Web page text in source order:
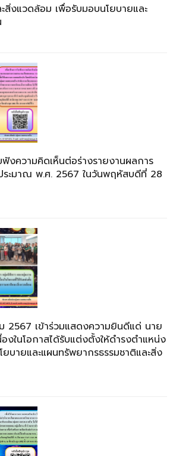
สิ่งแวดล้อม เพื่อรับมอบนโยบายและ
งความคิดเห็นต่อร่างรายงานผลการ
ระมาณ พ.ศ. 2567 ในวันพฤหัสบดีที่ 28
2567 เข้าร่วมแสดงความยินดีแด่ นาย
องในโอกาสได้รับแต่งตั้งให้ดำรงตำแหน่ง
ยบายและแผนทรัพยากรธรรมชาติและสิ่ง